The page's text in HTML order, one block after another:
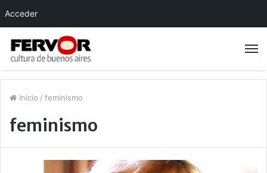
Inicio / feminismo
feminismo
Acceder